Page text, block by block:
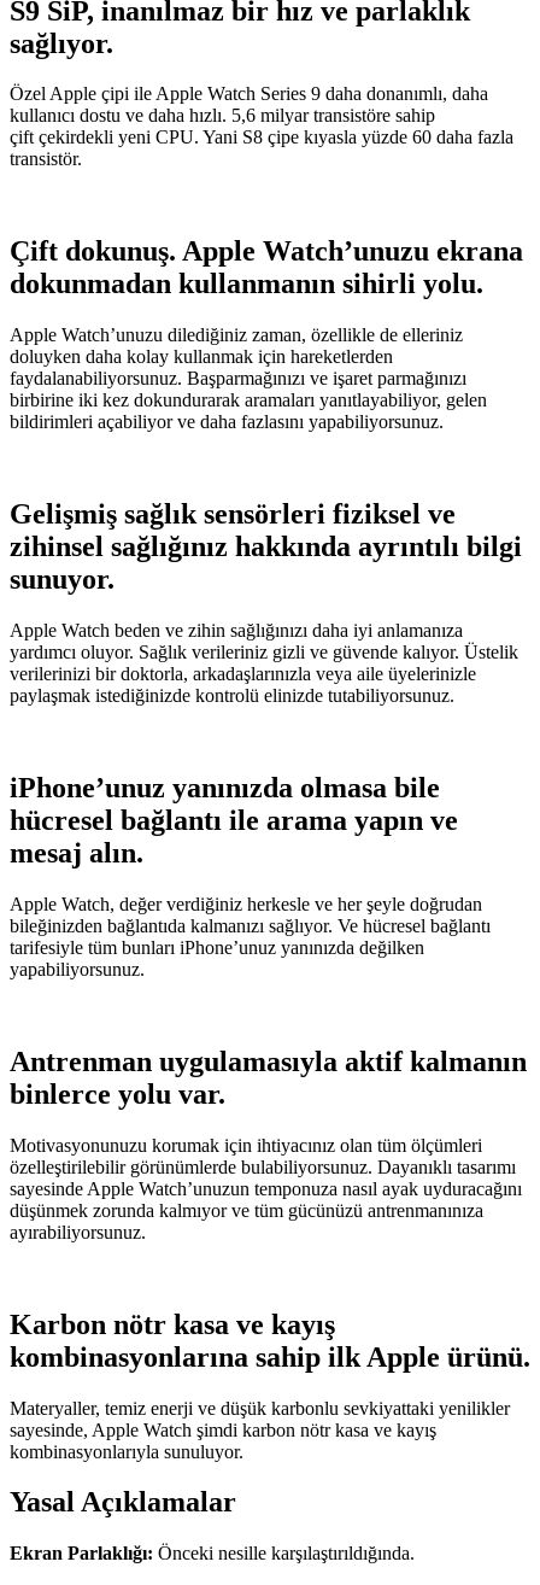
S9 SiP, inanılmaz bir hız ve parlaklık
sağlıyor.
Özel Apple çipi ile Apple Watch Series 9 daha donanımlı, daha
kullanıcı dostu ve daha hızlı. 5,6 milyar transistöre sahip
çift çekirdekli yeni CPU. Yani S8 çipe kıyasla yüzde 60 daha fazla
transistör.
Çift dokunuş. Apple Watch’unuzu ekrana
dokunmadan kullanmanın sihirli yolu.
Apple Watch’unuzu dilediğiniz zaman, özellikle de elleriniz
doluyken daha kolay kullanmak için hareketlerden
faydalanabiliyorsunuz. Başparmağınızı ve işaret parmağınızı
birbirine iki kez dokundurarak aramaları yanıtlayabiliyor, gelen
bildirimleri açabiliyor ve daha fazlasını yapabiliyorsunuz.
Gelişmiş sağlık sensörleri fiziksel ve
zihinsel sağlığınız hakkında ayrıntılı bilgi
sunuyor.
Apple Watch beden ve zihin sağlığınızı daha iyi anlamanıza
yardımcı oluyor. Sağlık verileriniz gizli ve güvende kalıyor. Üstelik
verilerinizi bir doktorla, arkadaşlarınızla veya aile üyelerinizle
paylaşmak istediğinizde kontrolü elinizde tutabiliyorsunuz.
iPhone’unuz yanınızda olmasa bile
hücresel bağlantı ile arama yapın ve
mesaj alın.
Apple Watch, değer verdiğiniz herkesle ve her şeyle doğrudan
bileğinizden bağlantıda kalmanızı sağlıyor. Ve hücresel bağlantı
tarifesiyle tüm bunları iPhone’unuz yanınızda değilken
yapabiliyorsunuz.
Antrenman uygulamasıyla aktif kalmanın
binlerce yolu var.
Motivasyonunuzu korumak için ihtiyacınız olan tüm ölçümleri
özelleştirilebilir görünümlerde bulabiliyorsunuz. Dayanıklı tasarımı
sayesinde Apple Watch’unuzun temponuza nasıl ayak uyduracağını
düşünmek zorunda kalmıyor ve tüm gücünüzü antrenmanınıza
ayırabiliyorsunuz.
Karbon nötr kasa ve kayış
kombinasyonlarına sahip ilk Apple ürünü.
Materyaller, temiz enerji ve düşük karbonlu sevkiyattaki yenilikler
sayesinde, Apple Watch şimdi karbon nötr kasa ve kayış
kombinasyonlarıyla sunuluyor.
Yasal Açıklamalar
Ekran Parlaklığı: Önceki nesille karşılaştırıldığında.